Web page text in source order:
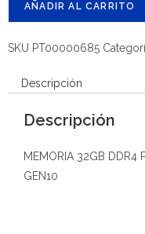
AÑADIR AL CARRITO
SKU PT00000685
Descripción
Descripción
MEMORIA 32GB DDR4
GEN10